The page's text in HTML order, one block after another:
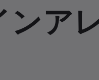
ンア